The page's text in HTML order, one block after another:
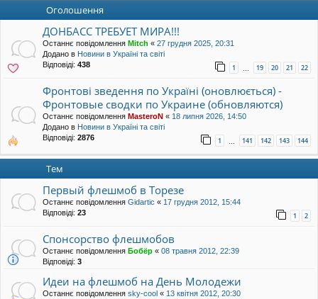
Оголошення
ДОНБАСС ТРЕБУЕТ МИРА!!!
Останнє повідомлення Mitch « 27 грудня 2025, 20:31
Додано в Новини в Україні та світі
Відповіді: 438 1 … 19 20 21 22
Фронтові зведення по Україні (оновлюється) -
Фронтовые сводки по Украине (обновляются)
Останнє повідомлення MasteroN « 18 липня 2026, 14:50
Додано в Новини в Україні та світі
Відповіді: 2876 1 … 141 142 143 144
Тем
Первый флешмоб в Торезе
Останнє повідомлення Gidartic « 17 грудня 2012, 15:44
Відповіді: 23 1 2
Спонсорство флешмобов
Останнє повідомлення Бобёр « 08 травня 2012, 22:39
Відповіді: 3
Идеи на флешмоб на День Молодежи
Останнє повідомлення sky-cool « 13 квітня 2012, 20:30